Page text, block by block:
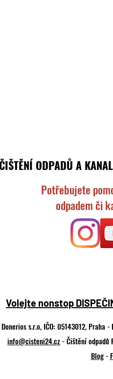
ODPADŮ A
Potřebujete
odpadem či
Volejte nonstop
Donerios s.r.o, IČO: 05143012, Praha
info@cisteni24.cz- Čištění odpadů
Blog-